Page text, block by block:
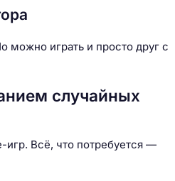
можно играть и просто друг с
случайных
Всё, что потребуется —